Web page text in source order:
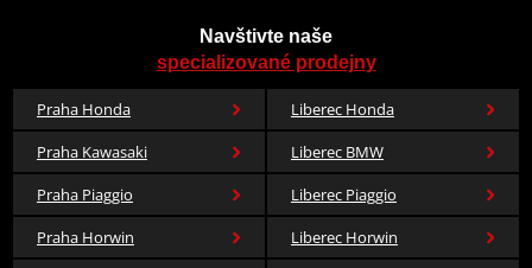
Navštivte naše
specializované prodejny
Praha Honda
Liberec Honda
Praha Kawasaki
Liberec BMW
Praha Piaggio
Liberec Piaggio
Praha Horwin
Liberec Horwin